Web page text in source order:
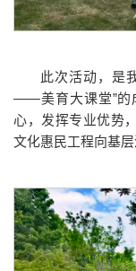
此次活动，是
——美育大课堂”的
心，发挥专业优势
文化惠民工程向基